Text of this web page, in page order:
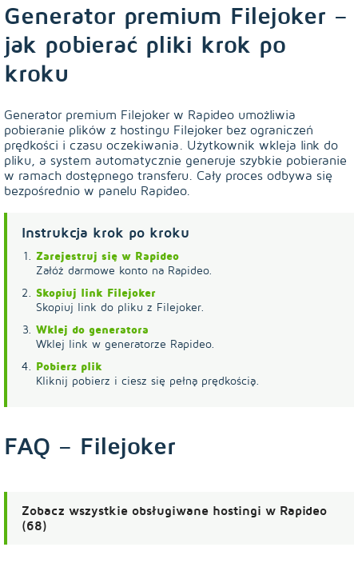
Generator premium Filejoker –
jak pobierać pliki krok po
kroku
Generator premium Filejoker w Rapideo umożliwia
pobieranie plików z hostingu Filejoker bez ograniczeń
prędkości i czasu oczekiwania. Użytkownik wkleja link do
pliku, a system automatycznie generuje szybkie pobieranie
w ramach dostępnego transferu. Cały proces odbywa się
bezpośrednio w panelu Rapideo.
Instrukcja krok po kroku
Zarejestruj się w Rapideo
Załóż darmowe konto na Rapideo.
Skopiuj link Filejoker
Skopiuj link do pliku z Filejoker.
Wklej do generatora
Wklej link w generatorze Rapideo.
Pobierz plik
Kliknij pobierz i ciesz się pełną prędkością.
FAQ – Filejoker
Zobacz wszystkie obsługiwane hostingi w Rapideo
(68)